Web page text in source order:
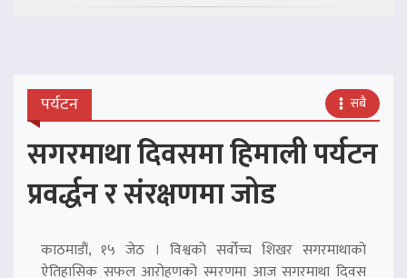
पर्यटन सबै
सगरमाथा दिवसमा हिमाली पर्यटन
प्रवर्द्धन र संरक्षणमा जोड
काठमाडौं, १५ जेठ । विश्वको सर्वोच्च शिखर सगरमाथाको
ऐतिहासिक सफल आरोहणको स्मरणमा आज सगरमाथा दिवस